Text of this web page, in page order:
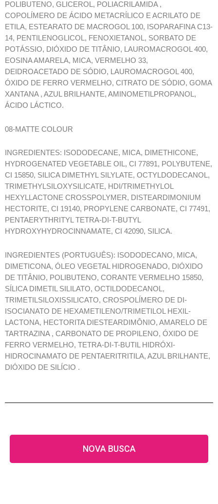
POLIBUTENO, GLICEROL, POLIACRILAMIDA ,
COPOLÍMERO DE ÁCIDO METACRÍLICO E ACRILATO DE
ETILA, ESTEARATO DE MACROGOL 100, ISOPARAFINA C13-
14, PENTILENOGLICOL, FENOXIETANOL, SORBATO DE
POTÁSSIO, DIÓXIDO DE TITÂNIO, LAUROMACROGOL 400,
EOSINA AMARELA, MICA, VERMELHO 33,
DEIDROACETADO DE SÓDIO, LAUROMACROGOL 400,
ÓXIDO DE FERRO VERMELHO, CITRATO DE SÓDIO, GOMA
XANTANA , AZUL BRILHANTE, AMINOMETILPROPANOL,
ÁCIDO LÁCTICO.
08-MATTE COLOUR
INGREDIENTES: ISODODECANE, MICA, DIMETHICONE,
HYDROGENATED VEGETABLE OIL, CI 77891, POLYBUTENE,
CI 15850, SILICA DIMETHYL SILYLATE, OCTYLDODECANOL,
TRIMETHYLSILOXYSILICATE, HDI/TRIMETHYLOL
HEXYLLACTONE CROSSPOLYMER, DISTEARDIMONIUM
HECTORITE, CI 19140, PROPYLENE CARBONATE, CI 77491,
PENTAERYTHRITYL TETRA-DI-T-BUTYL
HYDROXYHYDROCINNAMATE, CI 42090, SILICA.
INGREDIENTES (PORTUGUÊS): ISODODECANO, MICA,
DIMETICONA, ÓLEO VEGETAL HIDROGENADO, DIÓXIDO
DE TITÂNIO, POLIBUTENO, CORANTE VERMELHO 15850,
SÍLICA DIMETIL SILILATO, OCTILDODECANOL,
TRIMETILSILOXISSILICATO, CROSPOLÍMERO DE DI-
ISOCIANATO DE HEXAMETILENO/TRIMETILOL HEXIL-
LACTONA, HECTORITA DIESTEARDIMÔNIO, AMARELO DE
TARTRAZINA , CARBONATO DE PROPILENO, ÓXIDO DE
FERRO VERMELHO, TETRA-DI-T-BUTIL HIDRÓXI-
HIDROCINAMATO DE PENTAERITRITILA, AZUL BRILHANTE,
DIÓXIDO DE SILÍCIO .
NOVA BUSCA